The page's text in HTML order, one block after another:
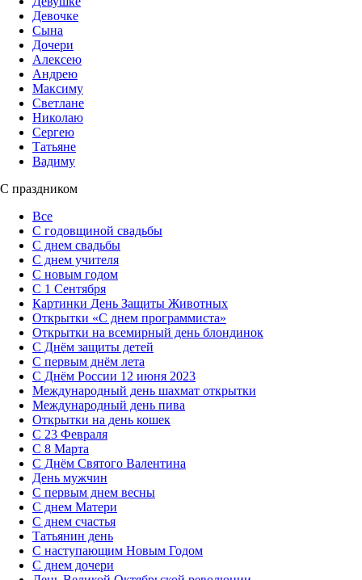
Девочке
Сына
Дочери
Алексею
Андрею
Максиму
Светлане
Николаю
Сергею
Татьяне
Вадиму
С праздником
Все
С годовщиной свадьбы
С днем свадьбы
С днем учителя
С новым годом
С 1 Сентября
Картинки День Защиты Животных
Открытки «‎С днем программиста»‎
Открытки на всемирный день блондинок
С Днём защиты детей
С первым днём лета
С Днём России 12 июня 2023
Международный день шахмат открытки
Международный день пива
Открытки на день кошек
С 23 Февраля
С 8 Марта
С Днём Святого Валентина
День мужчин
С первым днем весны
С днем Матери
C днем счастья
Татьянин день
C наступающим Новым Годом
C днем дочери